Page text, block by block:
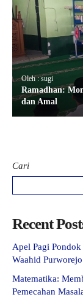
Oleh : sugi
Ramadhan:
dan Amal
Cari
Recent
Apel Pagi
Waahid Purworejo
Matematika:
Pemecahan